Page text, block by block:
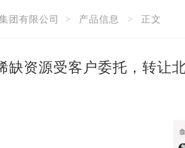
团有限公司 > 产品信息 > 正文
缺资源受客户委托，转让